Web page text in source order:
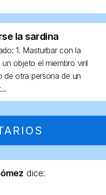
la sardina
1. Masturbar con la
objeto el miembro viril
de otra persona de un
dice: